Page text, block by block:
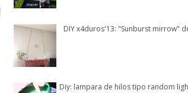
DIY x4duros'13: "Sunburst mirrow"
Diy: lampara de hilos tipo random